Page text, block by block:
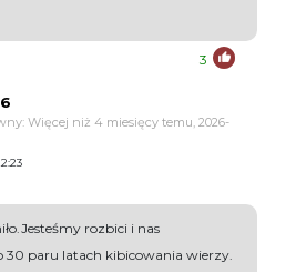
3
Więcej niż 4 miesięcy temu, 2026-
rozbici i nas
30 paru latach kibicowania wierzy.